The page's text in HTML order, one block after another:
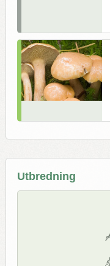
Utbredning